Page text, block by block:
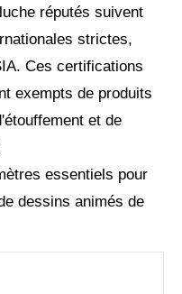
réputés suivent
strictes,
Ces certifications
exempts de produits
et de
essentiels pour
dessins animés de